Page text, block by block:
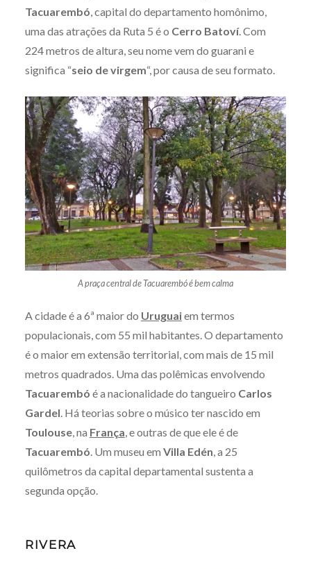
Tacuarembó, capital do departamento homônimo,
uma das atrações da Ruta 5 é o Cerro Batoví. Com
224 metros de altura, seu nome vem do guarani e
significa “seio de virgem“, por causa de seu formato.
A praça central de Tacuarembó é bem calma
A cidade é a 6ª maior do Uruguaiem termos
populacionais, com 55 mil habitantes. O departamento
é o maior em extensão territorial, com mais de 15 mil
metros quadrados. Uma das polêmicas envolvendo
Tacuarembó é a nacionalidade do tangueiro Carlos
Gardel. Há teorias sobre o músico ter nascido em
Toulouse, na França, e outras de que ele é de
Tacuarembó. Um museu em Villa Edén, a 25
quilômetros da capital departamental sustenta a
segunda opção.
RIVERA